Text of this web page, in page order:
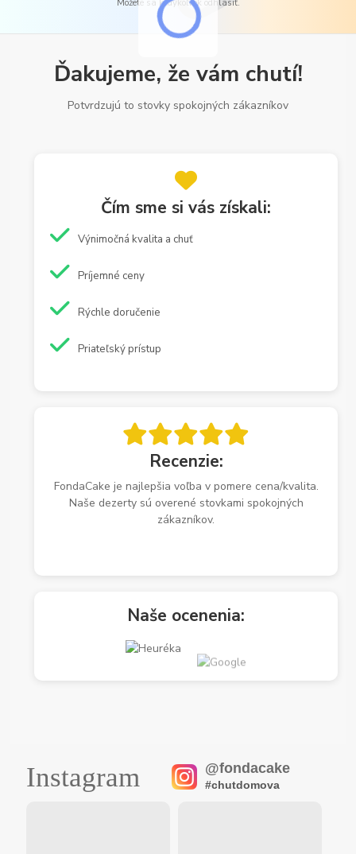
Môžete sa kedykoľvek odhlásiť.
Ďakujeme, že vám chutí!
Potvrdzujú to stovky spokojných zákazníkov
Čím sme si vás získali:
Výnimočná kvalita a chuť
Príjemné ceny
Rýchle doručenie
Priateľský prístup
Recenzie:
FondaCake je najlepšia voľba v pomere cena/kvalita.
Naše dezerty sú overené stovkami spokojných
zákazníkov.
Naše ocenenia:
Instagram @fondacake
#chutdomova